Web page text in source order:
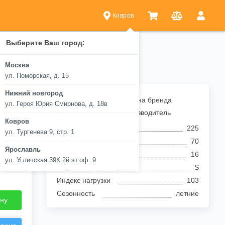
Ковров
Выберите Ваш город:
Москва
ул. Поморская, д. 15
Нижний новгород
ул. Героя Юрия Смирнова, д. 18в
Ковров
ул. Тургенева 9, стр. 1
Ярославль
ул. Угличская 39К 2й эт.оф. 9
103S
Китай — страна родина бренда
Китай — страна производитель
Ширина профиля
225
70
16
S
Индекс нагрузки
103
Сезонность
летние